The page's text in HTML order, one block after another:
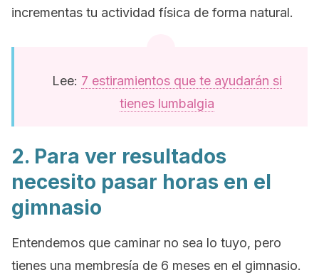
incrementas tu actividad física de forma natural.
Lee: 7 estiramientos que te ayudarán si
tienes lumbalgia
2. Para ver resultados
necesito pasar horas en el
gimnasio
Entendemos que caminar no sea lo tuyo, pero
tienes una membresía de 6 meses en el gimnasio.